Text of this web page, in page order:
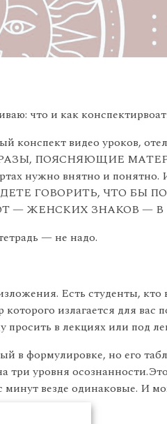
что и как
конспект видео уроков,
ФРАЗЫ, ПОЯСНЯЮЩИЕ
нужно внятно и понятно.
ГОВОРИТЬ, ЧТО
ЖЕНСКИХ ЗНАКОВ — В
— не надо.
Есть студенты,
излагается для
просить в лекциях или под
в формулировке, но его
три уровня
везде одинаковые. И